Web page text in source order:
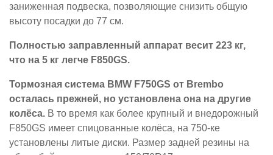
заниженная подвеска, позволяющие снизить общую
высоту посадки до 77 см.
Полностью заправленный аппарат весит 223 кг,
что на 5 кг легче F850GS.
Тормозная система BMW F750GS от Brembo
осталась прежней, но установлена она на другие
колёса. В то время как более крупный и внедорожный
F850GS имеет спицованные колёса, на 750-ке
установлены литые диски. Размер задней резины на